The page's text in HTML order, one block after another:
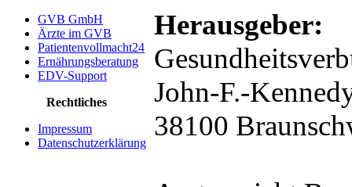
GVB GmbH
Ärzte im GVB
Patientenvollmacht24
Ernährungsberatung
EDV-Support
Rechtliches
Impressum
Datenschutzerklärung
Herausgeber:
John-
38100